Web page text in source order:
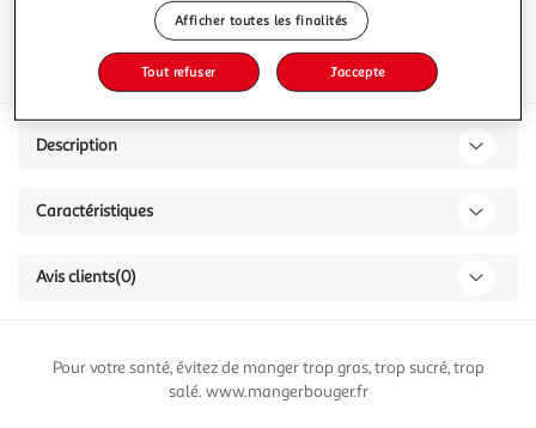
Frais
Description
Caractéristiques
Avis clients(0)
Pour votre santé, évitez de manger trop gras, trop sucré, trop
salé. www.mangerbouger.fr
Afficher toutes les finalités
Tout refuser J'accepte